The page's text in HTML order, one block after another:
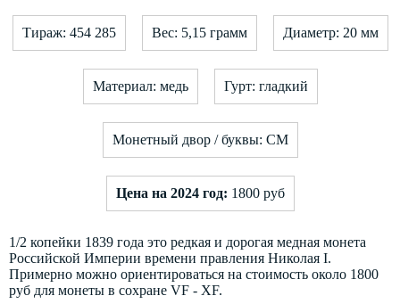
Тираж: 454 285 Вес: 5,15 грамм Диаметр: 20 мм
Материал: медь Гурт: гладкий
Монетный двор / буквы: СМ
Цена на 2024 год: 1800 руб
1/2 копейки 1839 года это редкая и дорогая медная монета
Российской Империи времени правления Николая I.
Примерно можно ориентироваться на стоимость около 1800
руб для монеты в сохране VF - XF.